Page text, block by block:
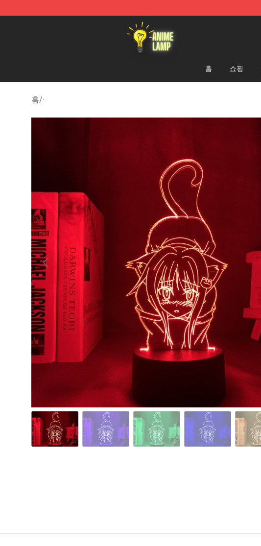
Anime Lamp Shop - The Best Store of Anime Lamp
홈 쇼핑
홈/·